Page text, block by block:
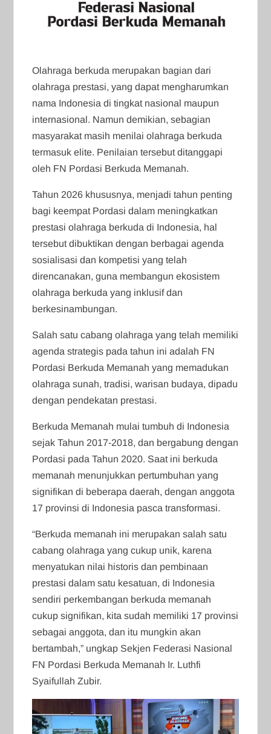
Olahraga berkuda merupakan bagian dari
olahraga prestasi, yang dapat mengharumkan
nama Indonesia di tingkat nasional maupun
internasional. Namun demikian, sebagian
masyarakat masih menilai olahraga berkuda
termasuk elite. Penilaian tersebut ditanggapi
oleh FN Pordasi Berkuda Memanah.
Tahun 2026 khususnya, menjadi tahun penting
bagi keempat Pordasi dalam meningkatkan
prestasi olahraga berkuda di Indonesia, hal
tersebut dibuktikan dengan berbagai agenda
sosialisasi dan kompetisi yang telah
direncanakan, guna membangun ekosistem
olahraga berkuda yang inklusif dan
berkesinambungan.
Salah satu cabang olahraga yang telah memiliki
agenda strategis pada tahun ini adalah FN
Pordasi Berkuda Memanah yang memadukan
olahraga sunah, tradisi, warisan budaya, dipadu
dengan pendekatan prestasi.
Berkuda Memanah mulai tumbuh di Indonesia
sejak Tahun 2017-2018, dan bergabung dengan
Pordasi pada Tahun 2020. Saat ini berkuda
memanah menunjukkan pertumbuhan yang
signifikan di beberapa daerah, dengan anggota
17 provinsi di Indonesia pasca transformasi.
“Berkuda memanah ini merupakan salah satu
cabang olahraga yang cukup unik, karena
menyatukan nilai historis dan pembinaan
prestasi dalam satu kesatuan, di Indonesia
sendiri perkembangan berkuda memanah
cukup signifikan, kita sudah memiliki 17 provinsi
sebagai anggota, dan itu mungkin akan
bertambah,” ungkap Sekjen Federasi Nasional
FN Pordasi Berkuda Memanah Ir. Luthfi
Syaifullah Zubir.